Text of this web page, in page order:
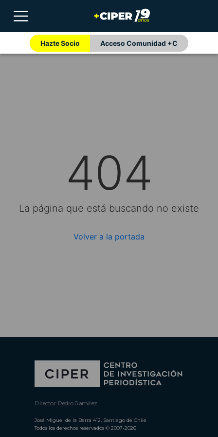
Hazte Socio Acceso Comunidad +C
404
La página que está buscando no existe
Volver a la portada
Director: Pedro Ramírez
José Miguel de la Barra 412, Santiago de Chile
Todos los derechos reservados © 2007-2026